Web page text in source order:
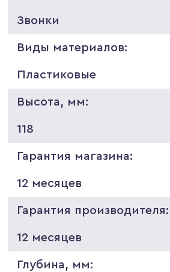
Звонки
Виды материалов:
Пластиковые
Высота, мм:
118
Гарантия магазина:
12 месяцев
Гарантия производителя:
12 месяцев
Глубина, мм: